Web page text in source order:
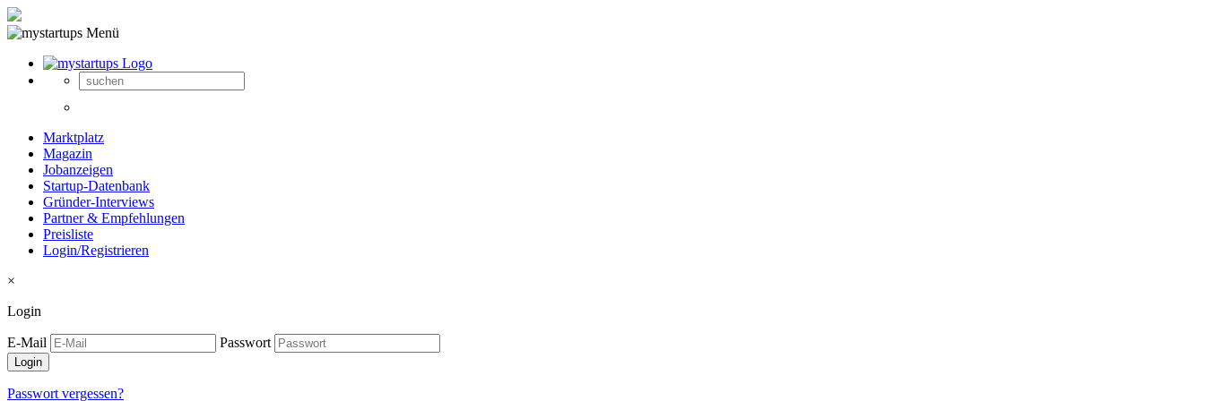
Marktplatz
Magazin
Jobanzeigen
Startup-Datenbank
Gründer-Interviews
Partner & Empfehlungen
Preisliste
Login/Registrieren
×
Login
E-Mail Passwort
Passwort vergessen?